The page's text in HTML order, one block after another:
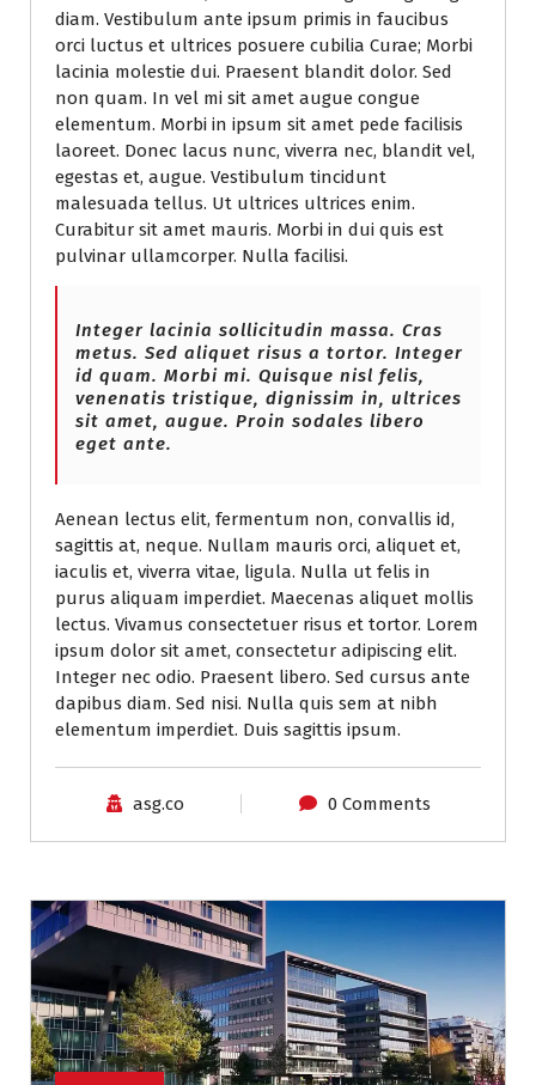
diam. Vestibulum ante ipsum primis in faucibus
orci luctus et ultrices posuere cubilia Curae; Morbi
lacinia molestie dui. Praesent blandit dolor. Sed
non quam. In vel mi sit amet augue congue
elementum. Morbi in ipsum sit amet pede facilisis
laoreet. Donec lacus nunc, viverra nec, blandit vel,
egestas et, augue. Vestibulum tincidunt
malesuada tellus. Ut ultrices ultrices enim.
Curabitur sit amet mauris. Morbi in dui quis est
pulvinar ullamcorper. Nulla facilisi.
Integer lacinia sollicitudin massa. Cras
metus. Sed aliquet risus a tortor. Integer
id quam. Morbi mi. Quisque nisl felis,
venenatis tristique, dignissim in, ultrices
sit amet, augue. Proin sodales libero
eget ante.
Aenean lectus elit, fermentum non, convallis id,
sagittis at, neque. Nullam mauris orci, aliquet et,
iaculis et, viverra vitae, ligula. Nulla ut felis in
purus aliquam imperdiet. Maecenas aliquet mollis
lectus. Vivamus consectetuer risus et tortor. Lorem
ipsum dolor sit amet, consectetur adipiscing elit.
Integer nec odio. Praesent libero. Sed cursus ante
dapibus diam. Sed nisi. Nulla quis sem at nibh
elementum imperdiet. Duis sagittis ipsum.
asg.co 0 Comments